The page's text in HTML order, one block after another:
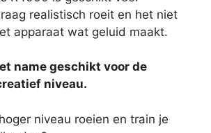
realistisch roeit en het niet
apparaat wat geluid maakt.
name geschikt voor de
niveau.
niveau roeien en train je